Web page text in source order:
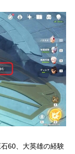
60、大英雄の経験